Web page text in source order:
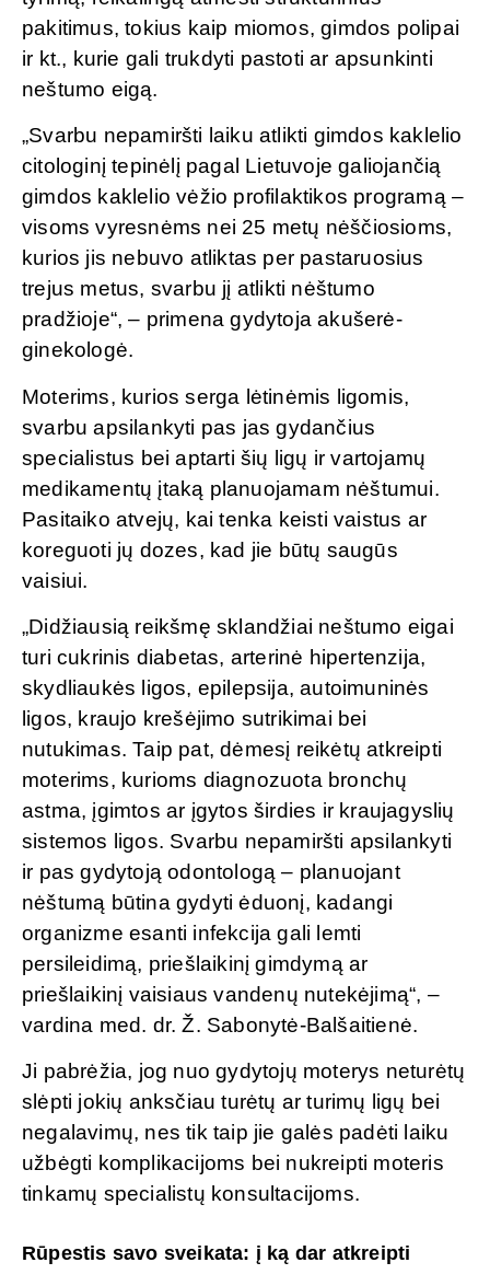
pakitimus, tokius kaip miomos, gimdos polipai
ir kt., kurie gali trukdyti pastoti ar apsunkinti
neštumo eigą.
„Svarbu nepamiršti laiku atlikti gimdos kaklelio
citologinį tepinėlį pagal Lietuvoje galiojančią
gimdos kaklelio vėžio profilaktikos programą –
visoms vyresnėms nei 25 metų nėščiosioms,
kurios jis nebuvo atliktas per pastaruosius
trejus metus, svarbu jį atlikti nėštumo
pradžioje“, – primena gydytoja akušerė-
ginekologė.
Moterims, kurios serga lėtinėmis ligomis,
svarbu apsilankyti pas jas gydančius
specialistus bei aptarti šių ligų ir vartojamų
medikamentų įtaką planuojamam nėštumui.
Pasitaiko atvejų, kai tenka keisti vaistus ar
koreguoti jų dozes, kad jie būtų saugūs
vaisiui.
„Didžiausią reikšmę sklandžiai neštumo eigai
turi cukrinis diabetas, arterinė hipertenzija,
skydliaukės ligos, epilepsija, autoimuninės
ligos, kraujo krešėjimo sutrikimai bei
nutukimas. Taip pat, dėmesį reikėtų atkreipti
moterims, kurioms diagnozuota bronchų
astma, įgimtos ar įgytos širdies ir kraujagyslių
sistemos ligos. Svarbu nepamiršti apsilankyti
ir pas gydytoją odontologą – planuojant
nėštumą būtina gydyti ėduonį, kadangi
organizme esanti infekcija gali lemti
persileidimą, priešlaikinį gimdymą ar
priešlaikinį vaisiaus vandenų nutekėjimą“, –
vardina med. dr. Ž. Sabonytė-Balšaitienė.
Ji pabrėžia, jog nuo gydytojų moterys neturėtų
slėpti jokių anksčiau turėtų ar turimų ligų bei
negalavimų, nes tik taip jie galės padėti laiku
užbėgti komplikacijoms bei nukreipti moteris
tinkamų specialistų konsultacijoms.
Rūpestis savo sveikata: į ką dar atkreipti